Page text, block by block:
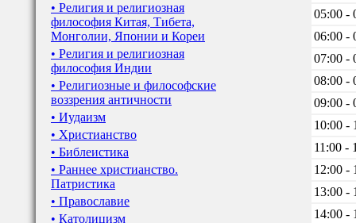
• Религия и религиозная
философия Китая, Тибета,
Монголии, Японии и Кореи
• Религия и религиозная
философия Индии
• Религиозные и философские
воззрения античности
• Иудаизм
• Христианство
• Библеистика
• Раннее христианство.
Патристика
• Православие
• Католицизм
05:00 -
06:00 -
07:00 -
08:00 -
09:00 -
10:00 -
11:00 -
12:00 -
13:00 -
14:00 -